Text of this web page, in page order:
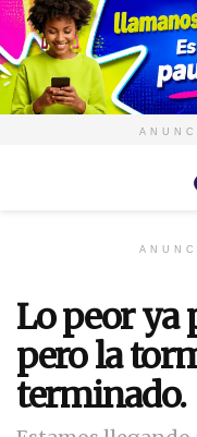
Lo peor ya
pero la
terminado.